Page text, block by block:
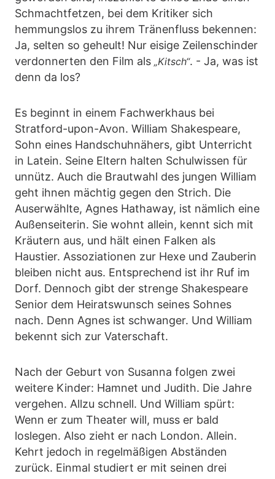
Schmachtfetzen, bei dem Kritiker sich
hemmungslos zu ihrem Tränenfluss bekennen:
Ja, selten so geheult! Nur eisige Zeilenschinder
verdonnerten den Film als „Kitsch“. - Ja, was ist
denn da los?
Es beginnt in einem Fachwerkhaus bei
Stratford-upon-Avon. William Shakespeare,
Sohn eines Handschuhnähers, gibt Unterricht
in Latein. Seine Eltern halten Schulwissen für
unnütz. Auch die Brautwahl des jungen William
geht ihnen mächtig gegen den Strich. Die
Auserwählte, Agnes Hathaway, ist nämlich eine
Außenseiterin. Sie wohnt allein, kennt sich mit
Kräutern aus, und hält einen Falken als
Haustier. Assoziationen zur Hexe und Zauberin
bleiben nicht aus. Entsprechend ist ihr Ruf im
Dorf. Dennoch gibt der strenge Shakespeare
Senior dem Heiratswunsch seines Sohnes
nach. Denn Agnes ist schwanger. Und William
bekennt sich zur Vaterschaft.
Nach der Geburt von Susanna folgen zwei
weitere Kinder: Hamnet und Judith. Die Jahre
vergehen. Allzu schnell. Und William spürt:
Wenn er zum Theater will, muss er bald
loslegen. Also zieht er nach London. Allein.
Kehrt jedoch in regelmäßigen Abständen
zurück. Einmal studiert er mit seinen drei